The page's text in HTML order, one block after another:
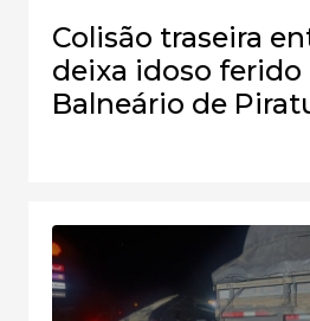
Colisão traseira
deixa idoso ferido
Balneário de